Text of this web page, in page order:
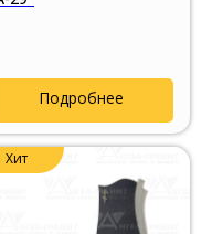
Подробнее
Хит